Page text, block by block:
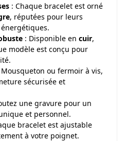
: Chaque bracelet est orné
, réputées pour leurs
: Disponible en cuir,
modèle est conçu pour
Mousqueton ou fermoir à vis,
sécurisée et
une gravure pour un
et personnel.
bracelet est ajustable
à votre poignet.